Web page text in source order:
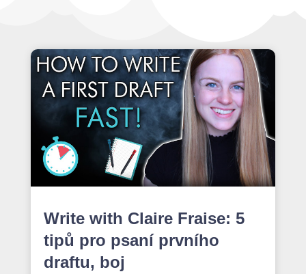
Write with Claire Fraise: 5
tipů pro psaní prvního
draftu, boj